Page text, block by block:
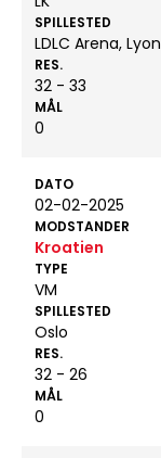
SPILLESTED
LDLC Arena, Lyon
RES.
32 - 33
MÅL
0
DATO
02-02-2025
MODSTANDER
Kroatien
TYPE
VM
SPILLESTED
Oslo
RES.
32 - 26
MÅL
0